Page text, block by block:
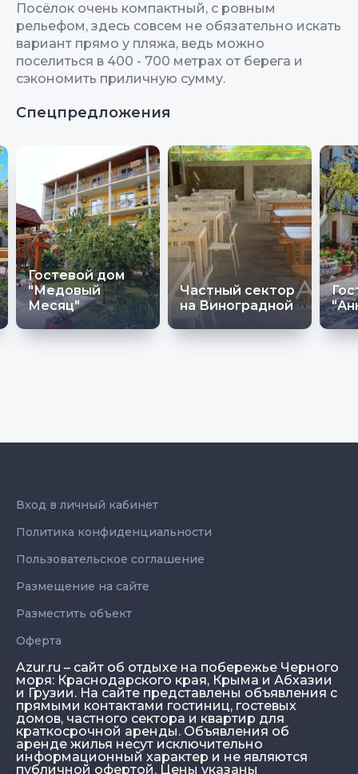
Посёлок очень компактный, с ровным
рельефом, здесь совсем не обязательно искать
вариант прямо у пляжа, ведь можно
поселиться в 400 - 700 метрах от берега и
сэкономить приличную сумму.
Спецпредложения
Гостевой дом
"Медовый
Месяц"
Частный сектор
на Виноградной
Azur.ru – сайт об отдыхе на побережье Черного
моря: Краснодарского края, Крыма и Абхазии
и Грузии. На сайте представлены объявления с
прямыми контактами гостиниц, гостевых
домов, частного сектора и квартир для
краткосрочной аренды. Объявления об
аренде жилья несут исключительно
информационный характер и не являются
публичной офертой. Цены указаны
Вход в личный кабинет
Политика конфиденциальности
Пользовательское соглашение
Размещение на сайте
Разместить объект
Оферта